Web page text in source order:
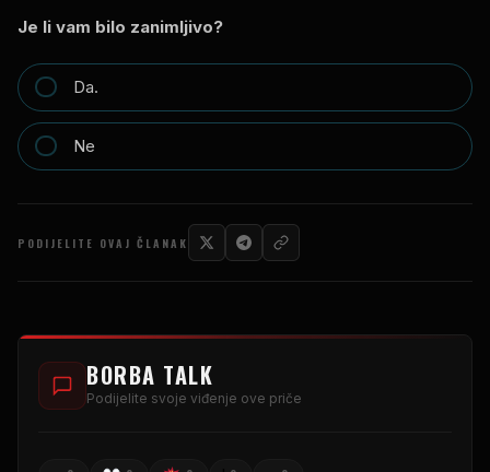
Je li vam bilo zanimljivo?
Da.
Ne
PODIJELITE OVAJ ČLANAK
BORBA TALK
Podijelite svoje viđenje ove priče